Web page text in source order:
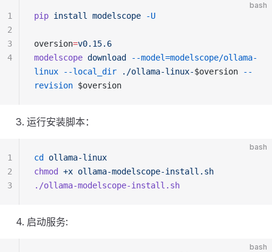
bash
pip install modelscope -U
oversion=v0.15.6
modelscope download
--model=modelscope/ollama-
linux --local_dir ./ollama-linux-$oversion
--
revision $oversion
1
2
3
4
运行安装脚本：
bash
cd
ollama-linux
chmod
+x ollama-modelscope-install.sh
./ollama-modelscope-install.sh
1
2
3
启动服务:
bash